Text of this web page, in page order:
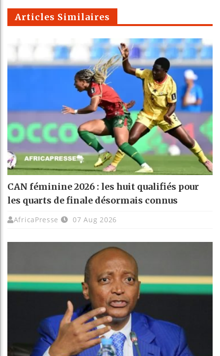
m
Articles Similaires
CAN féminine 2026 : les huit qualifiés pour
les quarts de finale désormais connus
AfricaPresse 07 Aug 2026